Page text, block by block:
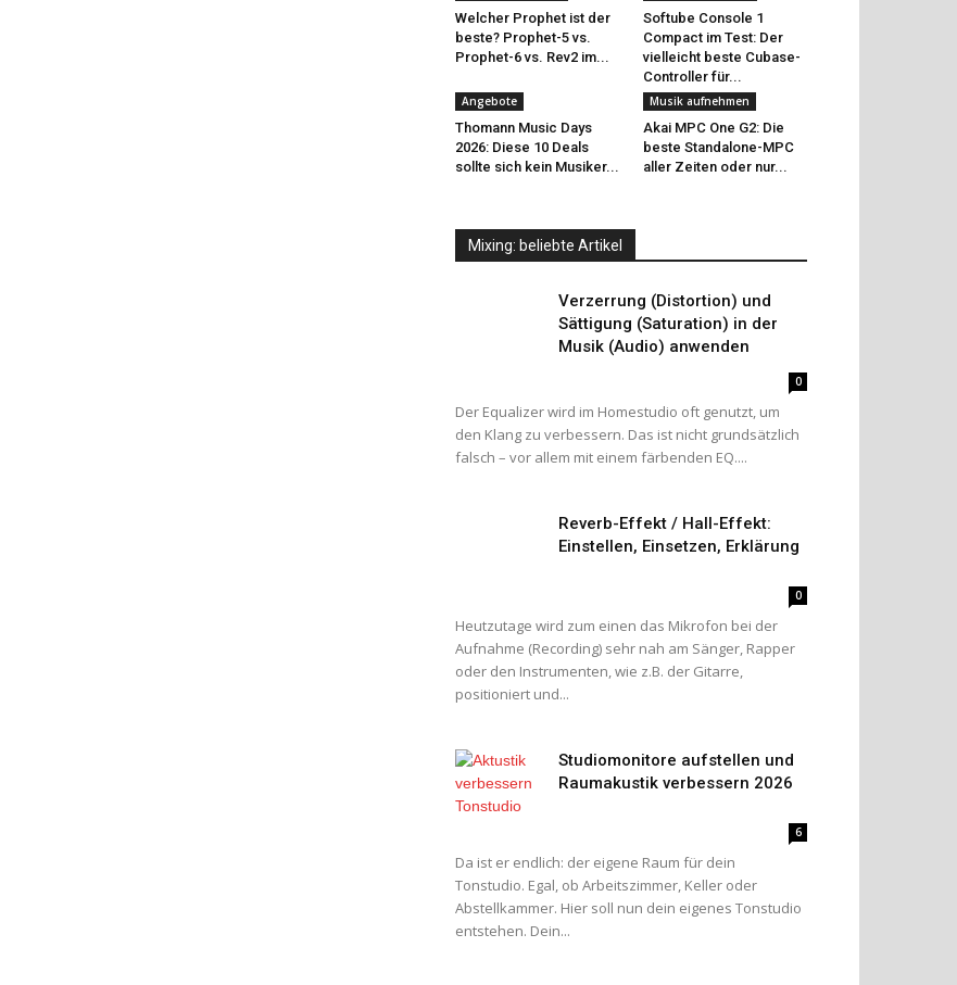
Welcher Prophet ist der
beste? Prophet-5 vs.
Prophet-6 vs. Rev2 im...
Softube Console 1
Compact im Test: Der
vielleicht beste Cubase-
Controller für...
Angebote
Thomann Music Days
2026: Diese 10 Deals
sollte sich kein Musiker...
Musik aufnehmen
Akai MPC One G2: Die
beste Standalone-MPC
aller Zeiten oder nur...
Mixing: beliebte Artikel
Verzerrung (Distortion) und
Sättigung (Saturation) in der
Musik (Audio) anwenden
0
Der Equalizer wird im Homestudio oft genutzt, um
den Klang zu verbessern. Das ist nicht grundsätzlich
falsch – vor allem mit einem färbenden EQ....
Reverb-Effekt / Hall-Effekt:
Einstellen, Einsetzen, Erklärung
0
Heutzutage wird zum einen das Mikrofon bei der
Aufnahme (Recording) sehr nah am Sänger, Rapper
oder den Instrumenten, wie z.B. der Gitarre,
positioniert und...
Studiomonitore aufstellen und
Raumakustik verbessern 2026
6
Da ist er endlich: der eigene Raum für dein
Tonstudio. Egal, ob Arbeitszimmer, Keller oder
Abstellkammer. Hier soll nun dein eigenes Tonstudio
entstehen. Dein...